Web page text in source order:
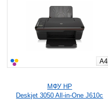
A4
МФУ HP
Deskjet 3050 All-in-One J610c